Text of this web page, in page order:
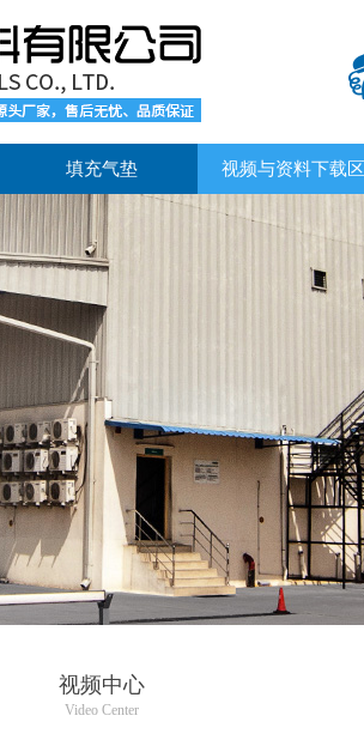
填充气垫 视频与资料下载区
视频中心
Video Center